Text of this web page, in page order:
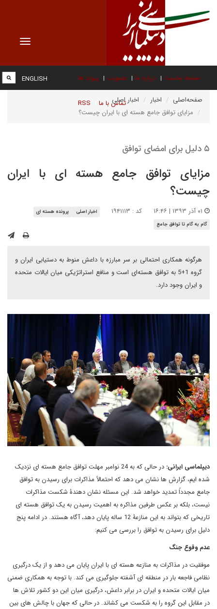
Toggle
صفحه نخست درباره ما عضویت پیوند ها
تماس با ما RSS
ENGLISH
صفحه‌اصلی اخبار
اخبار اصلی
مزایای توافق جامع هسته ای با ایران چیست؟
۵ دلیل برای امضای توافق
مزایای توافق جامع هسته ای با ایران
چیست؟
کد : ۱۹۴۱۱۱۳ اخبار اصلی
پرونده هسته ای
گام به گام تا توافق جامع
هرگونه همکاری احتمالی بر سر مبارزه با داعش منوط به دستیابی ایران و
گروه 1+5 به توافق هسته‌ای است و منافع استراتژیکی میان ایالات متحده
و ایران وجود دارد.
دیپلماسی ایرانی:
در حالی که به 24 نوامبر مهلت توافق جامع هسته ای نزدیک
شده ایم، گزارش ها نشان می دهد که احتمالاً مذاکرات برای رسیدن به توافق
جامع مجدداً تمدید خواهد شد. این مسئله نشان دهندۀ شکست مذاکرات
نیست، بلکه بر عکس طرفین مذاکره به اهمیت رسیدن به یک توافق هسته ای
تاریخی که بتواند به این منازعۀ 12 ساله پایان دهد، آگاه هستند. در ادامه پنج
دلیل برای رسیدن به توافق را بررسی می کنیم:
عدم وقوع جنگ
موفقیت در مذاکرات به منازعه هسته ای با ایران پایان می دهد و از یک درگیری
نظامی فاجعه بار در منطقه ای آشفته جلوگیری می کند. با توجه به همکاری ضمنی
میان ایالات متحده و ایران در برابر داعش، درگیری میان این دو کشور تلاش ها
در مقابل این گروه را به شکست می کشاند. در حالی که جهان با چالش های بین